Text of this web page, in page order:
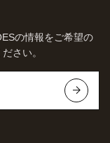
の情報をご希望の
さい。